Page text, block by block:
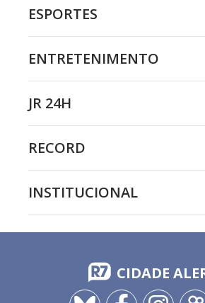
ESPORTES
ENTRETENIMENTO
JR 24H
RECORD
INSTITUCIONAL
CIDADE